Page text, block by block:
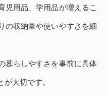
児用品、学用品が増えるこ
の収納量や使いやすさを細
暮らしやすさを事前に具体
大切です。